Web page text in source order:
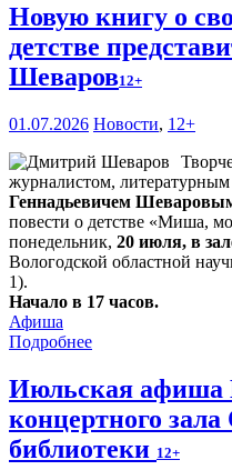
Новую книгу о
детстве
Шеваров12+
01.07.2026 Новости, 12+
журналистом,
Геннадьевичем
повести о детстве «Миша,
понедельник, 20 июля, в
Вологодской областной
1).
Начало в 17 часов.
Афиша
Подробнее
Июльская афиша
концертного
библиотеки 12+